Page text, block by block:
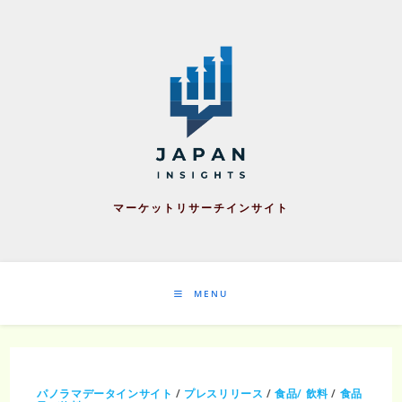
マーケットリサーチインサイト
MENU
パノラマデータインサイト / プレスリリース /食品/ 飲料 / 食品